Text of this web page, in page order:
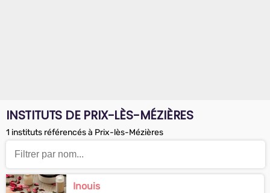
INSTITUTS DE PRIX-LÈS-MÉZIÈRES
1 instituts référencés à Prix-lès-Mézières
Inouis